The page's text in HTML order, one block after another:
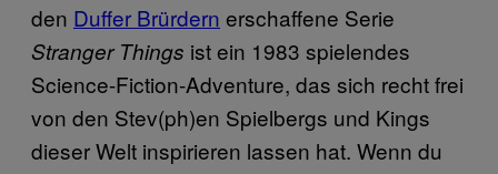
den Duffer Brürdern erschaffene Serie
Stranger Things ist ein 1983 spielendes
Science-Fiction-Adventure, das sich recht frei
von den Stev(ph)en Spielbergs und Kings
dieser Welt inspirieren lassen hat. Wenn du